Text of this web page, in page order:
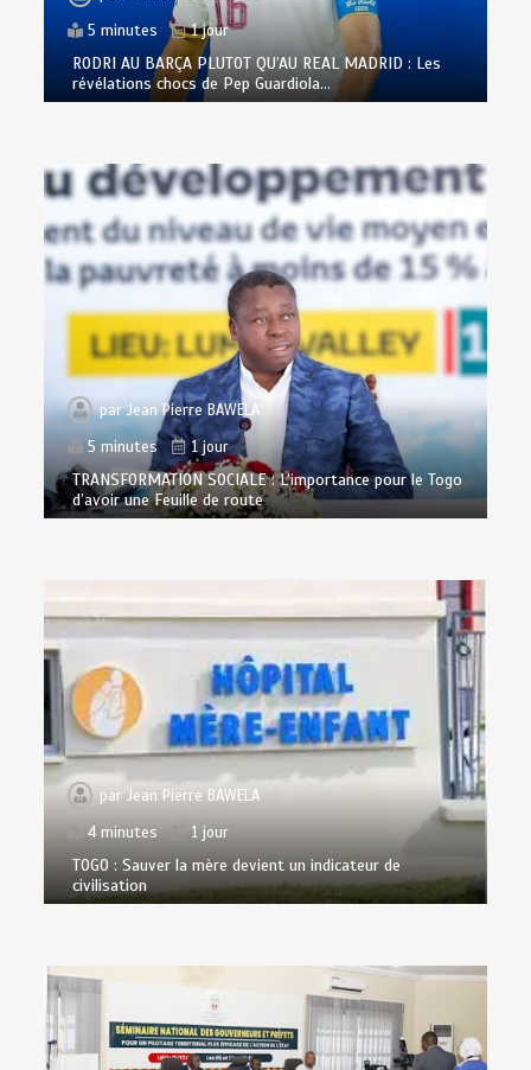
5 minutes
1 jour
RODRI AU BARÇA PLUTOT QU’AU REAL MADRID : Les
révélations chocs de Pep Guardiola…
parJean Pierre BAWELA
5 minutes
1 jour
TRANSFORMATION SOCIALE : L’importance pour le Togo
d’avoir une Feuille de route
parJean Pierre BAWELA
4 minutes
1 jour
TOGO : Sauver la mère devient un indicateur de
civilisation